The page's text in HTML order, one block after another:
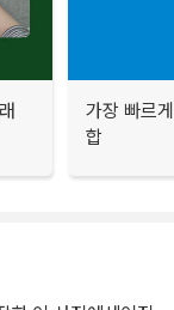
가장 빠르
합